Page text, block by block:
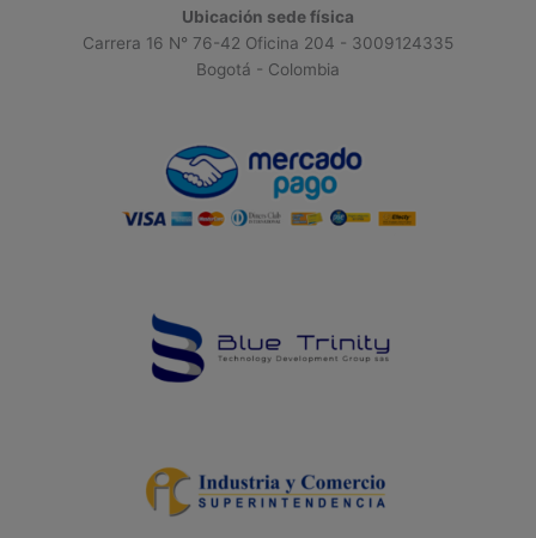
Ubicación sede física
Carrera 16 N° 76-42 Oficina 204 - 3009124335
Bogotá - Colombia